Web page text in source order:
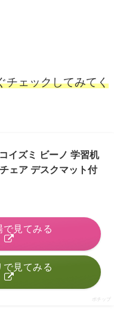
チェックしてみてく
イズミ ビーノ 学習机
ェア デスクマット付
で見てみる
で見てみる
ポチップ